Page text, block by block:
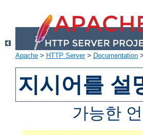
Apache > HTTP Server> Documentation >
지시어를 설
가능한